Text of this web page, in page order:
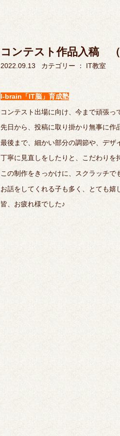
コンテスト作品入稿
2022.09.13 カテゴリー ： IT教室
I-brain「IT脳」育成塾
コンテスト出場に向け、今まで頑張
先日から、投稿に取り掛かり無事に作
最後まで、細かい部分の調節や、デザ
丁寧に見直しをしたりと、こだわりを
この制作をきっかけに、スクラッチで
お話をしてくれる子も多く、とても
皆、お疲れ様でした♪